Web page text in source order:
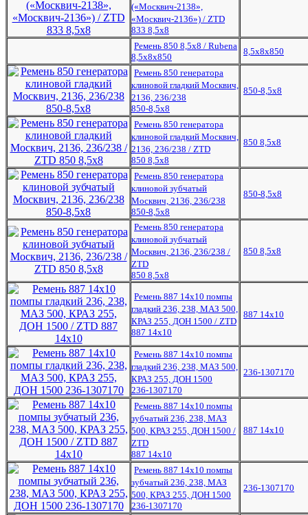
(«Москвич-2138»,
«Москвич-2136») / ZTD
833 8,5х8
Ремень 850 8,5х8 / Rubena
8,5х8х850
8,5х8х850
Ремень 850 генератора
клиновой гладкий Москвич,
2136, 236/238
850-8,5х8
850-8,5х8
Ремень 850 генератора
клиновой гладкий Москвич,
2136, 236/238 / ZTD
850 8,5х8
850 8,5х8
Ремень 850 генератора
клиновой зубчатый
Москвич, 2136, 236/238
850-8,5х8
850-8,5х8
Ремень 850 генератора
клиновой зубчатый
Москвич, 2136, 236/238 /
ZTD
850 8,5х8
850 8,5х8
Ремень 887 14х10 помпы
гладкий 236, 238, МАЗ 500,
КРАЗ 255, ДОН 1500 / ZTD
887 14х10
887 14х10
Ремень 887 14х10 помпы
гладкий 236, 238, МАЗ 500,
КРАЗ 255, ДОН 1500
236-1307170
236-1307170
Ремень 887 14х10 помпы
зубчатый 236, 238, МАЗ
500, КРАЗ 255, ДОН 1500 /
ZTD
887 14х10
887 14х10
Ремень 887 14х10 помпы
зубчатый 236, 238, МАЗ
500, КРАЗ 255, ДОН 1500
236-1307170
236-1307170